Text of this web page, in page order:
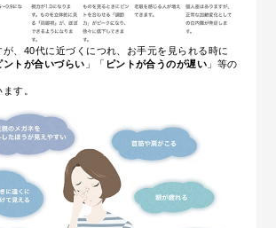
、40代に近づくにつれ、お手元を見られる時に
ントが合いづらい 」「 ピントが合うのが遅い 」等の
す。